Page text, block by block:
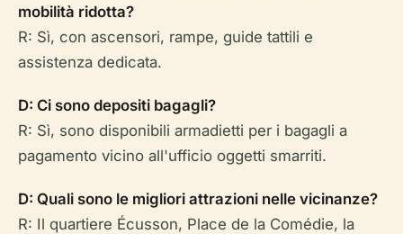
mobilità ridotta?
R: Sì, con ascensori, rampe, guide tattili e
assistenza dedicata.
D: Ci sono depositi bagagli?
R: Sì, sono disponibili armadietti per i bagagli a
pagamento vicino all'ufficio oggetti smarriti.
D: Quali sono le migliori attrazioni nelle vicinanze?
R: Il quartiere Écusson, Place de la Comédie, la